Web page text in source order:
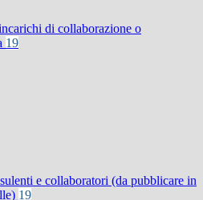
di collaborazione o
19
e collaboratori (da pubblicare in
19